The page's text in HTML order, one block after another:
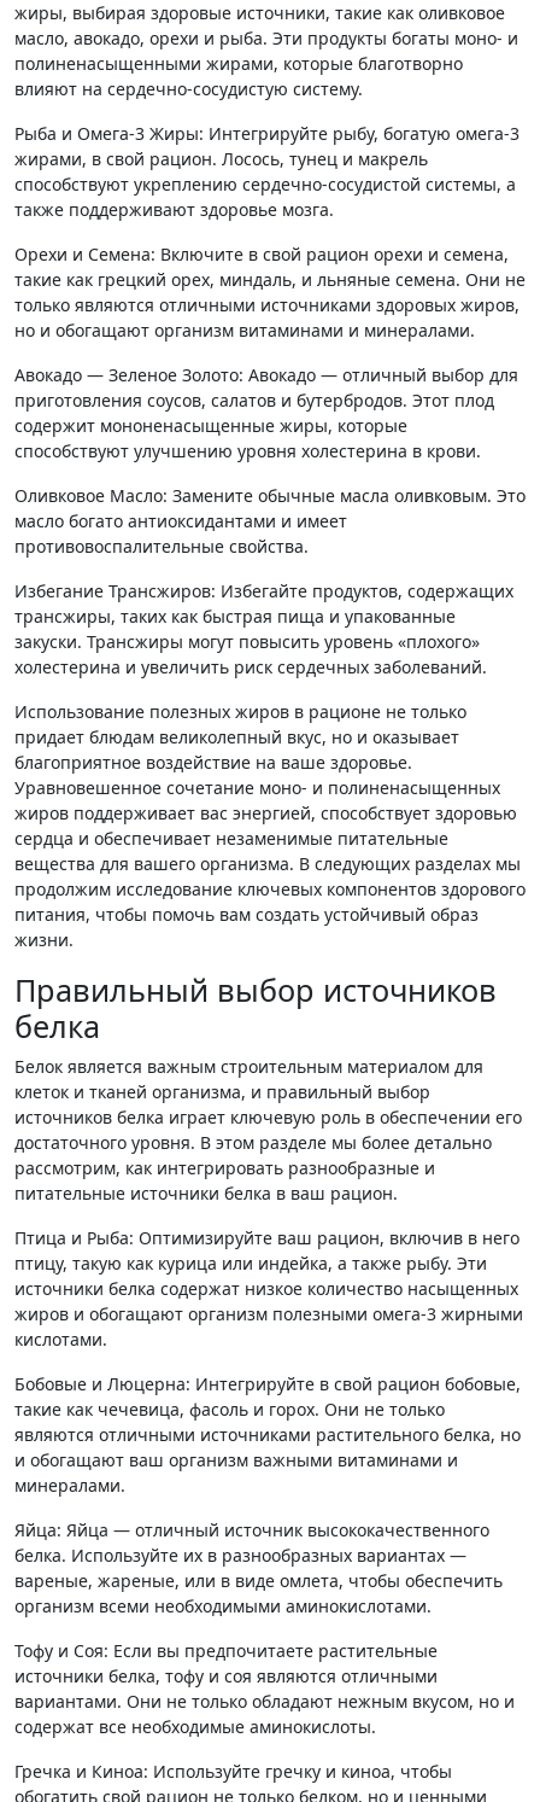
жиры, выбирая здоровые источники, такие как оливковое
масло, авокадо, орехи и рыба. Эти продукты богаты моно- и
полиненасыщенными жирами, которые благотворно
влияют на сердечно-сосудистую систему.
Рыба и Омега-3 Жиры: Интегрируйте рыбу, богатую омега-3
жирами, в свой рацион. Лосось, тунец и макрель
способствуют укреплению сердечно-сосудистой системы, а
также поддерживают здоровье мозга.
Орехи и Семена: Включите в свой рацион орехи и семена,
такие как грецкий орех, миндаль, и льняные семена. Они не
только являются отличными источниками здоровых жиров,
но и обогащают организм витаминами и минералами.
Авокадо — Зеленое Золото: Авокадо — отличный выбор для
приготовления соусов, салатов и бутербродов. Этот плод
содержит мононенасыщенные жиры, которые
способствуют улучшению уровня холестерина в крови.
Оливковое Масло: Замените обычные масла оливковым. Это
масло богато антиоксидантами и имеет
противовоспалительные свойства.
Избегание Трансжиров: Избегайте продуктов, содержащих
трансжиры, таких как быстрая пища и упакованные
закуски. Трансжиры могут повысить уровень «плохого»
холестерина и увеличить риск сердечных заболеваний.
Использование полезных жиров в рационе не только
придает блюдам великолепный вкус, но и оказывает
благоприятное воздействие на ваше здоровье.
Уравновешенное сочетание моно- и полиненасыщенных
жиров поддерживает вас энергией, способствует здоровью
сердца и обеспечивает незаменимые питательные
вещества для вашего организма. В следующих разделах мы
продолжим исследование ключевых компонентов здорового
питания, чтобы помочь вам создать устойчивый образ
жизни.
Правильный выбор источников
белка
Белок является важным строительным материалом для
клеток и тканей организма, и правильный выбор
источников белка играет ключевую роль в обеспечении его
достаточного уровня. В этом разделе мы более детально
рассмотрим, как интегрировать разнообразные и
питательные источники белка в ваш рацион.
Птица и Рыба: Оптимизируйте ваш рацион, включив в него
птицу, такую как курица или индейка, а также рыбу. Эти
источники белка содержат низкое количество насыщенных
жиров и обогащают организм полезными омега-3 жирными
кислотами.
Бобовые и Люцерна: Интегрируйте в свой рацион бобовые,
такие как чечевица, фасоль и горох. Они не только
являются отличными источниками растительного белка, но
и обогащают ваш организм важными витаминами и
минералами.
Яйца: Яйца — отличный источник высококачественного
белка. Используйте их в разнообразных вариантах —
вареные, жареные, или в виде омлета, чтобы обеспечить
организм всеми необходимыми аминокислотами.
Тофу и Соя: Если вы предпочитаете растительные
источники белка, тофу и соя являются отличными
вариантами. Они не только обладают нежным вкусом, но и
содержат все необходимые аминокислоты.
Гречка и Киноа: Используйте гречку и киноа, чтобы
обогатить свой рацион не только белком, но и ценными